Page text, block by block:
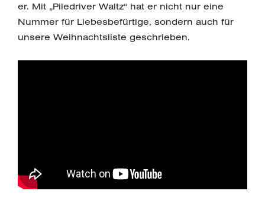
er. Mit „Piledriver Waltz“ hat er nicht nur eine
Nummer für Liebesbefürtige, sondern auch für
unsere Weihnachtsliste geschrieben.